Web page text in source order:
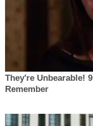
They're Unbearable!
Remember